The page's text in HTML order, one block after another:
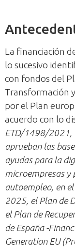
La financiación
lo sucesivo
con fondos del
Transformación
por el Plan
acuerdo con lo
ETD/1498/2021,
aprueban las
ayudas para la
microempresas y
autoempleo, en
2025, el Plan de
el Plan de
de España -
Generation EU